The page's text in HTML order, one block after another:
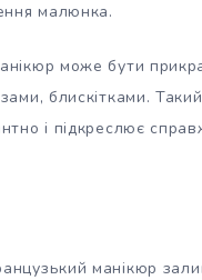
малюнка.
може бути
блискітками.
і підкреслює
манікюр